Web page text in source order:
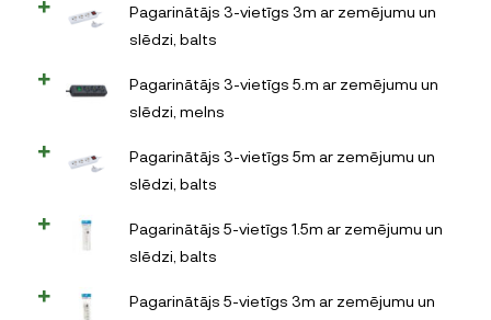
Pagarinātājs 3-vietīgs 3m ar zemējumu un
slēdzi, balts
Pagarinātājs 3-vietīgs 5.m ar zemējumu un
slēdzi, melns
Pagarinātājs 3-vietīgs 5m ar zemējumu un
slēdzi, balts
Pagarinātājs 5-vietīgs 1.5m ar zemējumu un
slēdzi, balts
Pagarinātājs 5-vietīgs 3m ar zemējumu un